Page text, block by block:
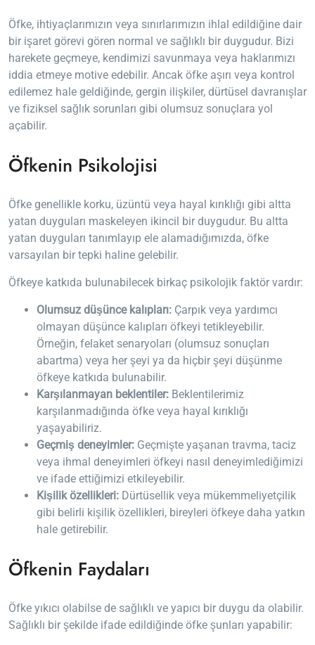
Öfke, ihtiyaçlarımızın veya sınırlarımızın ihlal edildiğine dair
bir işaret görevi gören normal ve sağlıklı bir duygudur. Bizi
harekete geçmeye, kendimizi savunmaya veya haklarımızı
iddia etmeye motive edebilir. Ancak öfke aşırı veya kontrol
edilemez hale geldiğinde, gergin ilişkiler, dürtüsel davranışlar
ve fiziksel sağlık sorunları gibi olumsuz sonuçlara yol
açabilir.
Öfkenin Psikolojisi
Öfke genellikle korku, üzüntü veya hayal kırıklığı gibi altta
yatan duyguları maskeleyen ikincil bir duygudur. Bu altta
yatan duyguları tanımlayıp ele alamadığımızda, öfke
varsayılan bir tepki haline gelebilir.
Öfkeye katkıda bulunabilecek birkaç psikolojik faktör vardır:
Olumsuz düşünce kalıpları: Çarpık veya yardımcı
olmayan düşünce kalıpları öfkeyi tetikleyebilir.
Örneğin, felaket senaryoları (olumsuz sonuçları
abartma) veya her şeyi ya da hiçbir şeyi düşünme
öfkeye katkıda bulunabilir.
Karşılanmayan beklentiler: Beklentilerimiz
karşılanmadığında öfke veya hayal kırıklığı
yaşayabiliriz.
Geçmiş deneyimler: Geçmişte yaşanan travma, taciz
veya ihmal deneyimleri öfkeyi nasıl deneyimlediğimizi
ve ifade ettiğimizi etkileyebilir.
Kişilik özellikleri: Dürtüsellik veya mükemmeliyetçilik
gibi belirli kişilik özellikleri, bireyleri öfkeye daha yatkın
hale getirebilir.
Öfkenin Faydaları
Öfke yıkıcı olabilse de sağlıklı ve yapıcı bir duygu da olabilir.
Sağlıklı bir şekilde ifade edildiğinde öfke şunları yapabilir: